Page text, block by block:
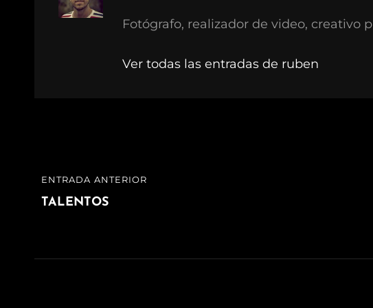
Fotógrafo, realizador de video, creativo
Ver todas las entradas de ruben
Navegación
de
ENTRADA
ANTERIOR
ENTRADA ANTERIOR
TALENTOS